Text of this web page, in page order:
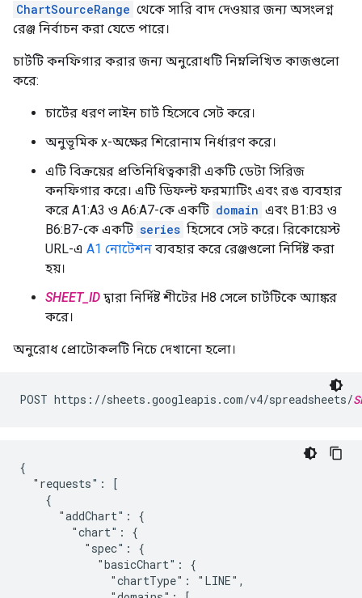
ChartSourceRange থেকে সারি বাদ দেওয়ার জন্য অসংলগ্ন
রেঞ্জ নির্বাচন করা যেতে পারে।
চার্টটি কনফিগার করার জন্য অনুরোধটি নিম্নলিখিত কাজগুলো
করে:
চার্টের ধরণ লাইন চার্ট হিসেবে সেট করে।
অনুভূমিক x-অক্ষের শিরোনাম নির্ধারণ করে।
এটি বিক্রয়ের প্রতিনিধিত্বকারী একটি ডেটা সিরিজ
কনফিগার করে। এটি ডিফল্ট ফরম্যাটিং এবং রঙ ব্যবহার
করে A1:A3 ও A6:A7-কে একটি domain এবং B1:B3 ও
B6:B7-কে একটি series হিসেবে সেট করে। রিকোয়েস্ট
URL-এ A1 নোটেশন ব্যবহার করে রেঞ্জগুলো নির্দিষ্ট করা
হয়।
SHEET_ID দ্বারা নির্দিষ্ট শীটের H8 সেলে চার্টটিকে অ্যাঙ্কর
করে।
অনুরোধ প্রোটোকলটি নিচে দেখানো হলো।
POST https://sheets.googleapis.com/v4/spreadsheets/
{
  "requests": [
    {
      "addChart": {
        "chart": {
          "spec": {
            "basicChart": {
              "chartType": "LINE",